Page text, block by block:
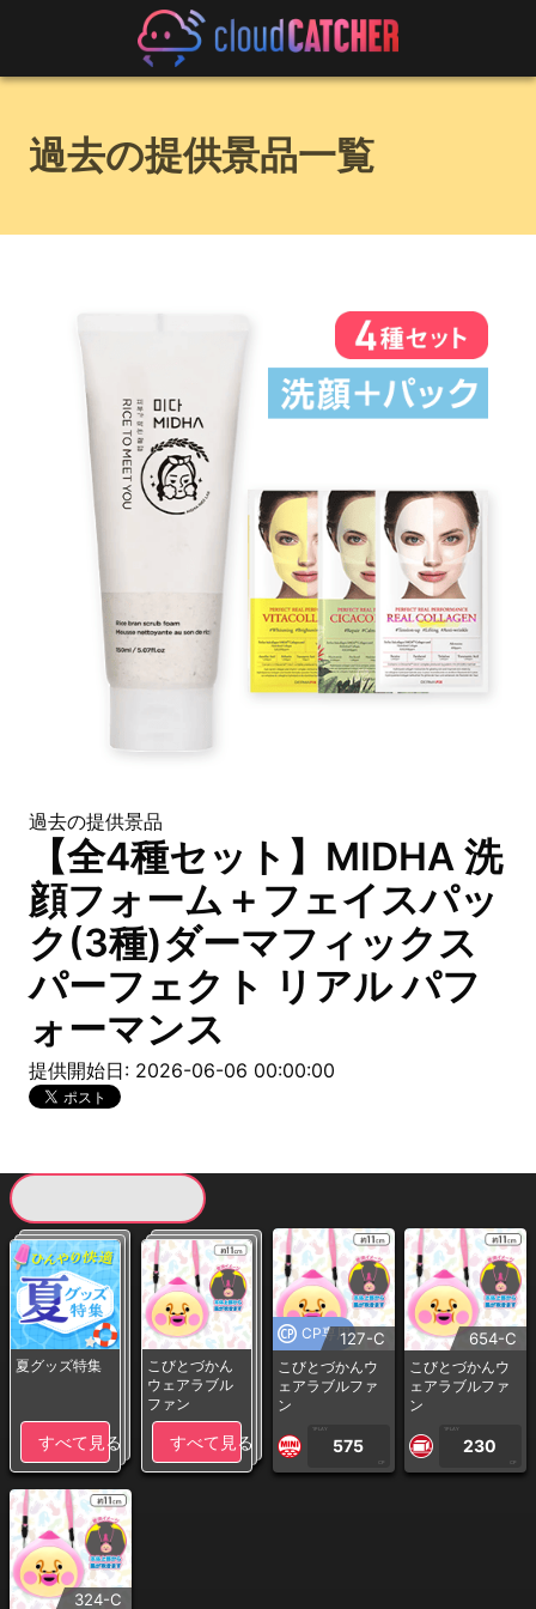
過去の提供景品一覧
過去の提供景品
【全4種セット】MIDHA 洗
顔フォーム＋フェイスパッ
ク(3種)ダーマフィックス
パーフェクト リアル パフ
ォーマンス
提供開始日: 2026-06-06 00:00:00
夏グッズ特集
すべて見る
こびとづかん
ウェアラブル
ファン
すべて見る
CP専用127-C
こびとづかんウ
ェアラブルファ
ン
1PLAY
575
CP
654-C
こびとづかんウ
ェアラブルファ
ン
1PLAY
230
CP
324-C